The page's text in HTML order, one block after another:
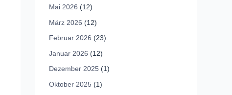
Mai 2026 (12)
März 2026 (12)
Februar 2026 (23)
Januar 2026 (12)
Dezember 2025 (1)
Oktober 2025 (1)